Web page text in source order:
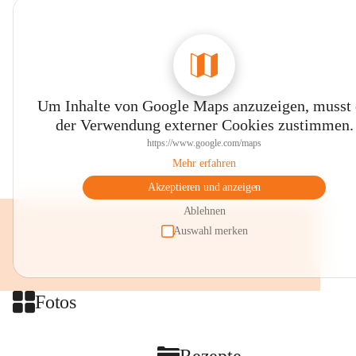
Um Inhalte von Google Maps anzuzeigen, musst
der Verwendung externer Cookies zustimmen.
https://www.google.com/maps
Mehr erfahren
Akzeptieren und anzeigen
Ablehnen
Auswahl merken
Fotos